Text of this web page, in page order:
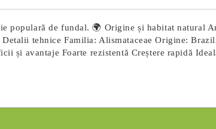
populară de fundal. 🌍 Origine și habitat natural
tehnice Familia: Alismataceae Origine:
și avantaje Foarte rezistentă Creștere rapidă